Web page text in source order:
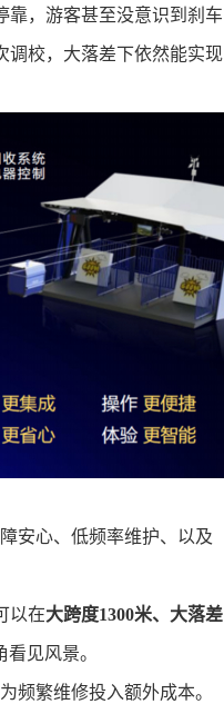
靠，游客甚至没意识到刹车
调校，大落差下依然能实现
安心、低频率维护、以及
以在大跨度1300米、大落差
见风景。
频繁维修投入额外成本。